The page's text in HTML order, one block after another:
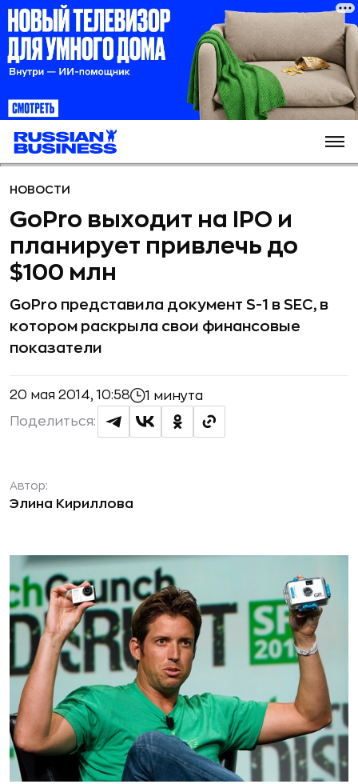
НОВОСТИ
GoPro выходит на IPO и
планирует привлечь до
$100 млн
GoPro представила документ S-1 в SEC, в
котором раскрыла свои финансовые
показатели
20 мая 2014, 10:58 1 минута
Поделиться:
Автор:
Элина Кириллова